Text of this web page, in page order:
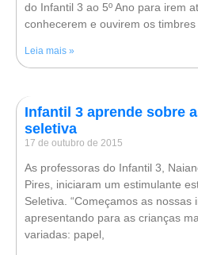
do Infantil 3 ao 5º Ano para irem
conhecerem e ouvirem os
Leia mais »
Infantil 3 aprende sobre
seletiva
17 de outubro de 2015
As professoras do Infantil 3,
Pires, iniciaram um estimulante
Seletiva. “Começamos as nossas
apresentando para as crianças
variadas: papel,